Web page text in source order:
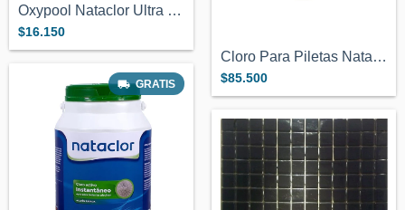
Oxypool Nataclor Ultra Rápido Oxigeno Ac...
$16.150
Cloro Para Piletas Nataclor Pastillas X...
$85.500
GRATIS